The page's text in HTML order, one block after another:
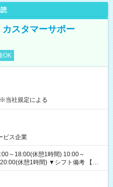
カスタマーサポー
OK
社規定による
ビス企業
～18:00(休憩1時間) 10:00～
時間) ▼シフト備考 【長
り替え出勤なし（したい方相談
決定（基本は長期休暇になりま